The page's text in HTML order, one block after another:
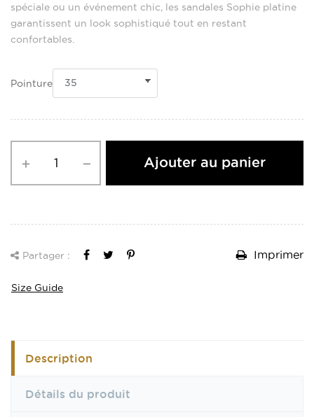
spéciale ou un événement chic, les sandales Sophie platine
garantissent un look sophistiqué tout en restant
confortables.
Pointure
Ajouter au panier
Partager :
Size Guide
Imprimer
Description
Détails du produit